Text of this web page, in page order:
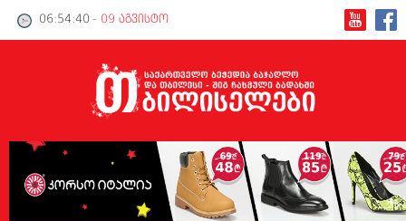
06:54:40 - 09 აგვისტო